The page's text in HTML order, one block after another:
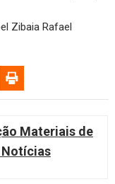
Zibaia Rafael
Materiais de
Notícias